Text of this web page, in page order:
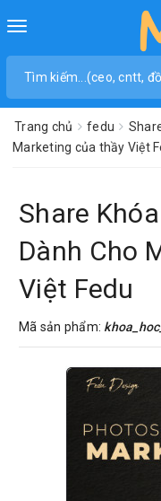
Toggle
Trang chủ fedu
Marketing của thầy Việt
Share
Dành Cho
Việt Fedu
Mã sản phẩm: